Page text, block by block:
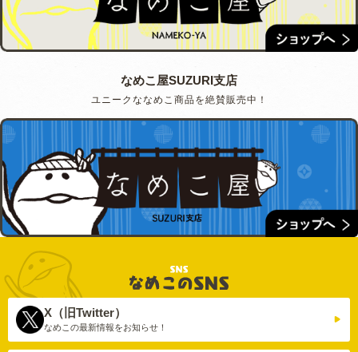
なめこ屋SUZURI支店
ユニークななめこ商品を絶賛販売中！
X（旧Twitter）
なめこの最新情報をお知らせ！